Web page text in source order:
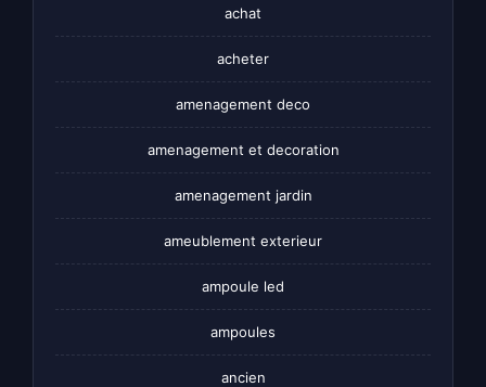
achat
acheter
amenagement deco
amenagement et decoration
amenagement jardin
ameublement exterieur
ampoule led
ampoules
ancien